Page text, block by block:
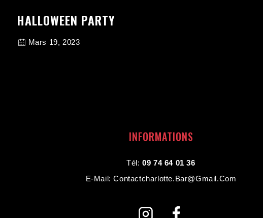
HALLOWEEN PARTY
Mars 19, 2023
INFORMATIONS
Tél:09 74 64 01 36
E-Mail: Contactcharlotte.bar@gmail.com